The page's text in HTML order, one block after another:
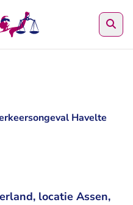
Havelte
locatie Assen,